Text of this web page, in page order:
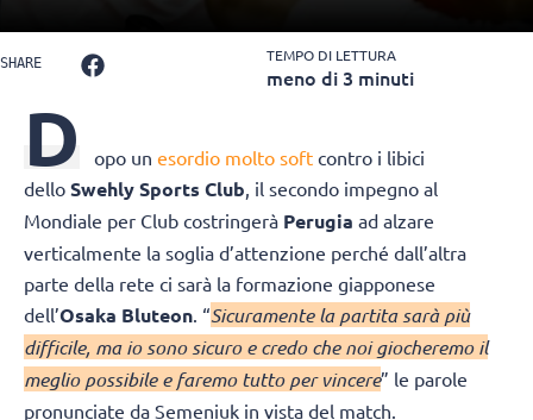
SHARE TEMPO DI LETTURA
meno di 3 minuti
D opo un esordio molto soft contro i libici
dello Swehly Sports Club, il secondo impegno al
Mondiale per Club costringerà Perugia ad alzare
verticalmente la soglia d’attenzione perché dall’altra
parte della rete ci sarà la formazione giapponese
dell’Osaka Bluteon. “Sicuramente la partita sarà più
difficile, ma io sono sicuro e credo che noi giocheremo il
meglio possibile e faremo tutto per vincere” le parole
pronunciate da Semeniuk in vista del match.